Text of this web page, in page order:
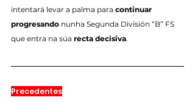
intentará levar a palma para continuar
progresando nunha Segunda División “B” FS
que entra na súa recta decisiva.
Precedentes